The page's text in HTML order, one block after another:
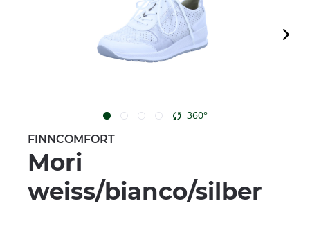
360°
FINNCOMFORT
Mori
weiss/bianco/silber